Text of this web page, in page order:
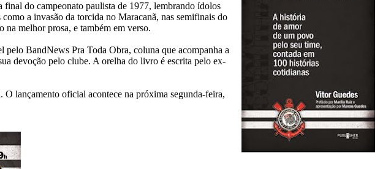
do campeonato paulista de 1977, lembrando ídolos
a invasão da torcida no Maracanã, nas semifinais do
na melhor prosa, e também em verso.
pelo BandNews Pra Toda Obra, coluna que acompanha a
devoção pelo clube. A orelha do livro é escrita pelo ex-
. O lançamento oficial acontece na próxima segunda-feira,